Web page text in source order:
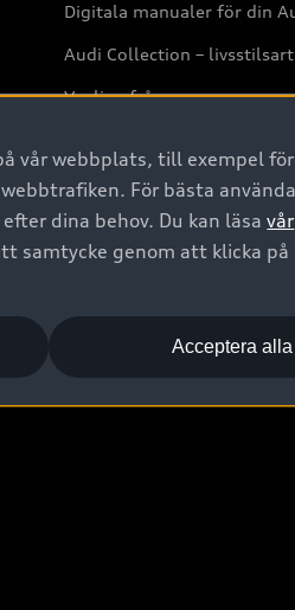
vår webbplats, till exempel
För bästa
dina behov. Du kan läsavår
samtycke genom att klicka på
Acceptera alla
Digitala manualer för din
Audi Collection –
Vanliga frågor
2G/3G nätet stängs ned -
detta?